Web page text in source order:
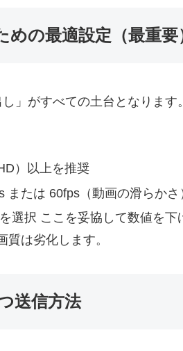
の最適設定（最重要
」がすべての土台となりま
）以上を推奨
または 60fps（動画の滑らかさ
選択 ここを妥協して数値を
は劣化します。
送信方法